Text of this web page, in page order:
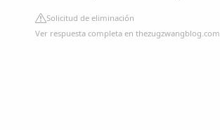
Solicitud de eliminación
Ver respuesta completa en thezugzwangblog.com